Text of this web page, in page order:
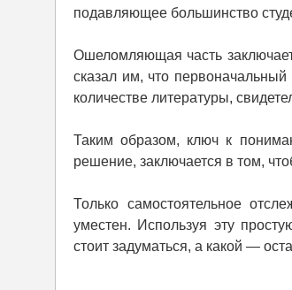
подавляющее большинство
Ошеломляющая часть
сказал им, что
количестве литературы,
Таким образом, ключ к
решение, заключается в том,
Только самостоятельное
уместен. Используя эту
стоит задуматься, а какой —